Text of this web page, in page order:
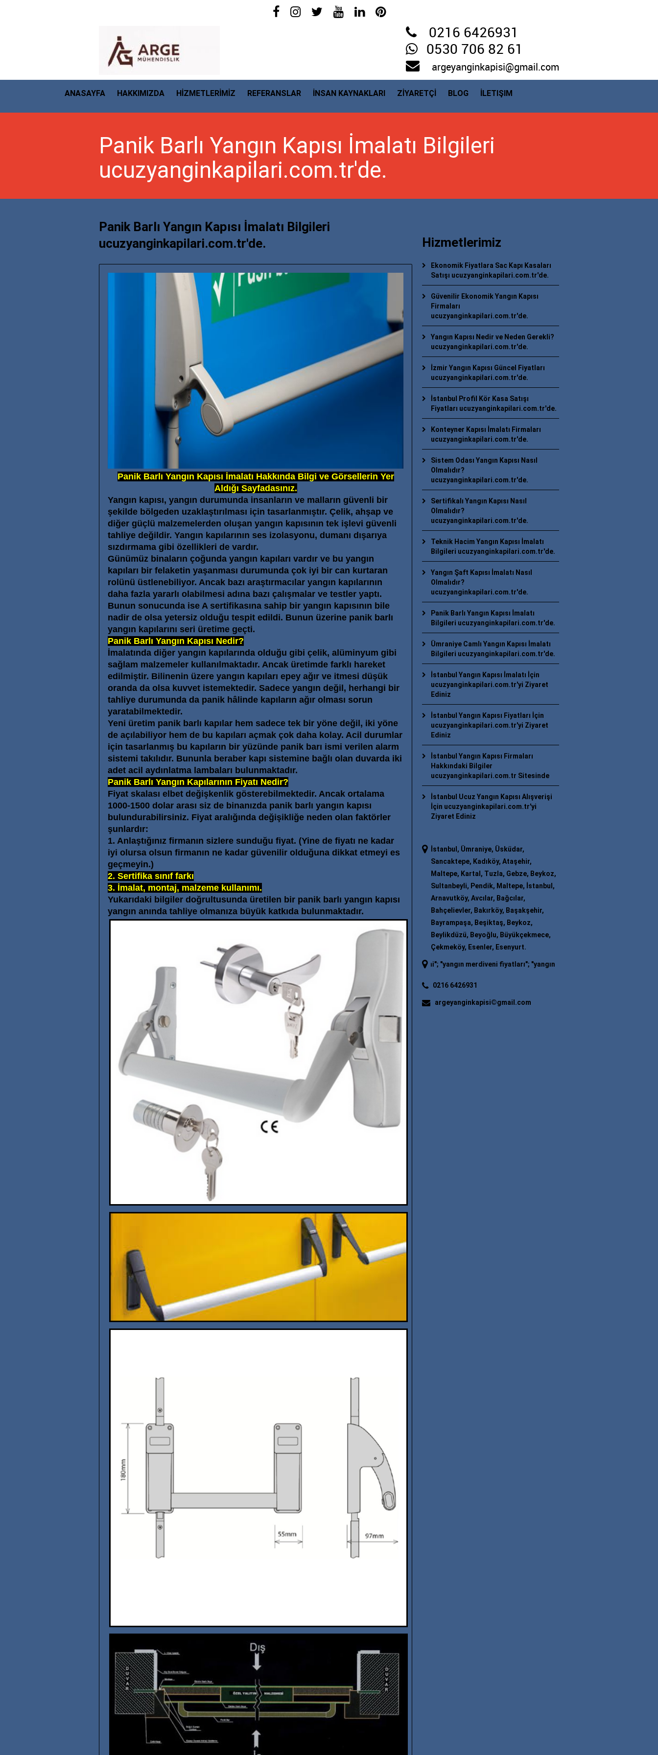
0216 6426931
0530 706 82 61
argeyanginkapisi@gmail.com
ANASAYFA HAKKIMIZDA HİZMETLERİMİZ REFERANSLAR İNSAN KAYNAKLARI ZİYARETÇİ BLOG İLETIŞIM
Panik Barlı Yangın Kapısı İmalatı Bilgileri
ucuzyanginkapilari.com.tr'de.
Panik Barlı Yangın Kapısı İmalatı Bilgileri
ucuzyanginkapilari.com.tr'de.
Panik Barlı Yangın Kapısı İmalatı Hakkında Bilgi ve Görsellerin Yer
Aldığı Sayfadasınız.
Yangın kapısı, yangın durumunda insanların ve malların güvenli bir
şekilde bölgeden uzaklaştırılması için tasarlanmıştır. Çelik, ahşap ve
diğer güçlü malzemelerden oluşan yangın kapısının tek işlevi güvenli
tahliye değildir. Yangın kapılarının ses izolasyonu, dumanı dışarıya
sızdırmama gibi özellikleri de vardır.
Günümüz binaların çoğunda yangın kapıları vardır ve bu yangın
kapıları bir felaketin yaşanması durumunda çok iyi bir can kurtaran
rolünü üstlenebiliyor. Ancak bazı araştırmacılar yangın kapılarının
daha fazla yararlı olabilmesi adına bazı çalışmalar ve testler yaptı.
Bunun sonucunda ise A sertifikasına sahip bir yangın kapısının bile
nadir de olsa yetersiz olduğu tespit edildi. Bunun üzerine panik barlı
yangın kapılarını seri üretime geçti.
Panik Barlı Yangın Kapısı Nedir?
İmalatında diğer yangın kapılarında olduğu gibi çelik, alüminyum gibi
sağlam malzemeler kullanılmaktadır. Ancak üretimde farklı hareket
edilmiştir. Bilinenin üzere yangın kapıları epey ağır ve itmesi düşük
oranda da olsa kuvvet istemektedir. Sadece yangın değil, herhangi bir
tahliye durumunda da panik hâlinde kapıların ağır olması sorun
yaratabilmektedir.
Yeni üretim panik barlı kapılar hem sadece tek bir yöne değil, iki yöne
de açılabiliyor hem de bu kapıları açmak çok daha kolay. Acil durumlar
için tasarlanmış bu kapıların bir yüzünde panik barı ismi verilen alarm
sistemi takılıdır. Bununla beraber kapı sistemine bağlı olan duvarda iki
adet acil aydınlatma lambaları bulunmaktadır.
Panik Barlı Yangın Kapılarının Fiyatı Nedir?
Fiyat skalası elbet değişkenlik gösterebilmektedir. Ancak ortalama
1000-1500 dolar arası siz de binanızda panik barlı yangın kapısı
bulundurabilirsiniz. Fiyat aralığında değişikliğe neden olan faktörler
şunlardır:
1. Anlaştığınız firmanın sizlere sunduğu fiyat. (Yine de fiyatı ne kadar
iyi olursa olsun firmanın ne kadar güvenilir olduğuna dikkat etmeyi es
geçmeyin.)
2. Sertifika sınıf farkı
3. İmalat, montaj, malzeme kullanımı.
Yukarıdaki bilgiler doğrultusunda üretilen bir panik barlı yangın kapısı
yangın anında tahliye olmanıza büyük katkıda bulunmaktadır.
Hizmetlerimiz
Ekonomik Fiyatlara Sac Kapı Kasaları
Satışı ucuzyanginkapilari.com.tr'de.
Güvenilir Ekonomik Yangın Kapısı
Firmaları
ucuzyanginkapilari.com.tr'de.
Yangın Kapısı Nedir ve Neden Gerekli?
ucuzyanginkapilari.com.tr'de.
İzmir Yangın Kapısı Güncel Fiyatları
ucuzyanginkapilari.com.tr'de.
İstanbul Profil Kör Kasa Satışı
Fiyatları ucuzyanginkapilari.com.tr'de.
Konteyner Kapısı İmalatı Firmaları
ucuzyanginkapilari.com.tr'de.
Sistem Odası Yangın Kapısı Nasıl
Olmalıdır?
ucuzyanginkapilari.com.tr'de.
Sertifikalı Yangın Kapısı Nasıl
Olmalıdır?
ucuzyanginkapilari.com.tr'de.
Teknik Hacim Yangın Kapısı İmalatı
Bilgileri ucuzyanginkapilari.com.tr'de.
Yangın Şaft Kapısı İmalatı Nasıl
Olmalıdır?
ucuzyanginkapilari.com.tr'de.
Panik Barlı Yangın Kapısı İmalatı
Bilgileri ucuzyanginkapilari.com.tr'de.
Ümraniye Camlı Yangın Kapısı İmalatı
Bilgileri ucuzyanginkapilari.com.tr'de.
İstanbul Yangın Kapısı İmalatı İçin
ucuzyanginkapilari.com.tr'yi Ziyaret
Ediniz
İstanbul Yangın Kapısı Fiyatları İçin
ucuzyanginkapilari.com.tr'yi Ziyaret
Ediniz
İstanbul Yangın Kapısı Firmaları
Hakkındaki Bilgiler
ucuzyanginkapilari.com.tr Sitesinde
İstanbul Ucuz Yangın Kapısı Alışverişi
İçin ucuzyanginkapilari.com.tr'yi
Ziyaret Ediniz
İstanbul, Ümraniye, Üsküdar,
Sancaktepe, Kadıköy, Ataşehir,
Maltepe, Kartal, Tuzla, Gebze, Beykoz,
Sultanbeyli, Pendik, Maltepe, İstanbul,
Arnavutköy, Avcılar, Bağcılar,
Bahçelievler, Bakırköy, Başakşehir,
Bayrampaşa, Beşiktaş, Beykoz,
Beylikdüzü, Beyoğlu, Büyükçekmece,
Çekmeköy, Esenler, Esenyurt.
yangın merdiveni fiyatları"; "yangın merdiveni firmaları
0216 6426931
argeyanginkapisi©gmail.com